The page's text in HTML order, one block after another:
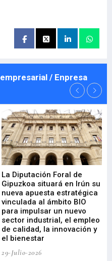
/ Enpresa
La Diputación Foral de
Gipuzkoa situará en Irún su
nueva apuesta estratégica
vinculada al ámbito BIO
para impulsar un nuevo
sector industrial, el empleo
de calidad, la innovación y
el bienestar
29-Julio-2026